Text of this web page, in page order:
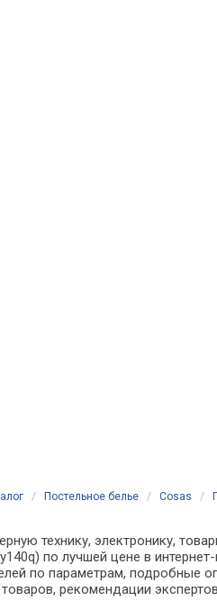
/ Постельное белье / Cosas /
технику, электронику,
по лучшей цене в
по параметрам, подробные
рекомендации